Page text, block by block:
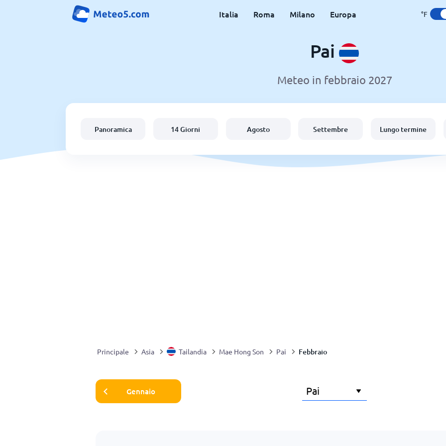
Italia Roma Milano Europa °F
Pai
Meteo in febbraio 2027
Panoramica 14 Giorni Agosto Settembre Lungo termine
Principale Asia Tailandia Mae Hong Son Pai Febbraio
Gennaio